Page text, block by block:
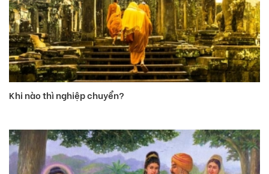
Khi nào thì nghiệp chuyển?